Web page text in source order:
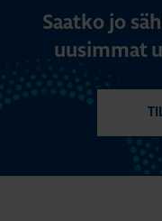
Saatko jo
uusimmat